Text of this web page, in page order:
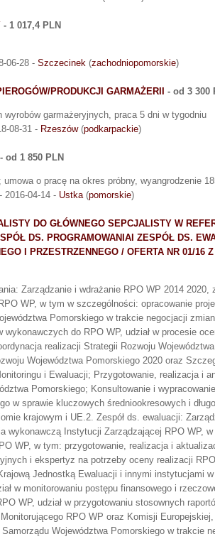
- 1 017,4 PLN
06-28 - Szczecinek (zachodniopomorskie)
PRODUKCJI GARMAŻERII - od 3 300
wyrobów garmażeryjnych, praca 5 dni w tygodniu
08-31 - Rzeszów(podkarpackie)
- od 1 850 PLN
o pracę na okres próbny, wyangrodzenie
- 2016-04-14 - Ustka(pomorskie)
DO GŁÓWNEGO SEPCJALISTY W
DS. PROGRAMOWANIAI ZESPÓŁ DS.
I PRZESTRZENNEGO / OFERTA NR 01/16
Zarządzanie i wdrażanie RPO WP 2014
WP, w tym w szczególności: opracowanie
Pomorskiego w trakcie negocjacji
wykonawczych do RPO WP, udział w procesie
realizacji Strategii Rozwoju
Województwa Pomorskiego 2020 oraz
i Ewaluacji; Przygotowanie, realizacja i
Pomorskiego; Konsultowanie i
w sprawie kluczowych średniookresowych i
krajowym i UE.2. Zespół ds. ewaluacji:
wykonawczą Instytucji Zarządzającej RPO WP,
WP, w tym: przygotowanie, realizacja i
i ekspertyz na potrzeby oceny realizacji
Jednostką Ewaluacji i innymi instytucjami
w monitorowaniu postępu finansowego i
WP, udział w przygotowaniu stosownych
RPO WP oraz Komisji
Województwa Pomorskiego w trakcie